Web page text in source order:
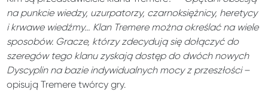
na punkcie wiedzy, uzurpatorzy, czarnoksiężnicy, heretycy
i krwawe wiedźmy… Klan Tremere można określać na wiele
sposobów. Gracze, którzy zdecydują się dołączyć do
szeregów tego klanu zyskają dostęp do dwóch nowych
Dyscyplin na bazie indywidualnych mocy z przeszłości–
opisują Tremere twórcy gry.